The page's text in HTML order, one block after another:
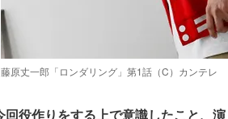
藤原丈一郎「ロンダリング」第1話（C）カンテレ
役作りをする上で意識したこと、